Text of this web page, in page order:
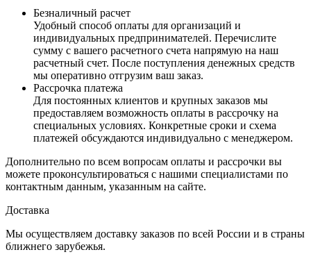
Безналичный расчет
Удобный способ оплаты для организаций и
индивидуальных предпринимателей. Перечислите
сумму с вашего расчетного счета напрямую на наш
расчетный счет. После поступления денежных средств
мы оперативно отгрузим ваш заказ.
Рассрочка платежа
Для постоянных клиентов и крупных заказов мы
предоставляем возможность оплаты в рассрочку на
специальных условиях. Конкретные сроки и схема
платежей обсуждаются индивидуально с менеджером.
Дополнительно по всем вопросам оплаты и рассрочки вы
можете проконсультироваться с нашими специалистами по
контактным данным, указанным на сайте.
Доставка
Мы осуществляем доставку заказов по всей России и в страны
ближнего зарубежья.